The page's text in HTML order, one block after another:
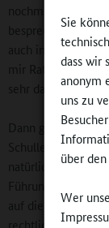
Sie
dass wir
anonym
uns zu
über
Wer
nochmal in den
besprechen,
auch in meiner
mir Rat zu holen,
sehr dankbar.
Dann gibt es bei
Schulleiterinnen
natürlich
Führungskräfte
auf die
rechtliche